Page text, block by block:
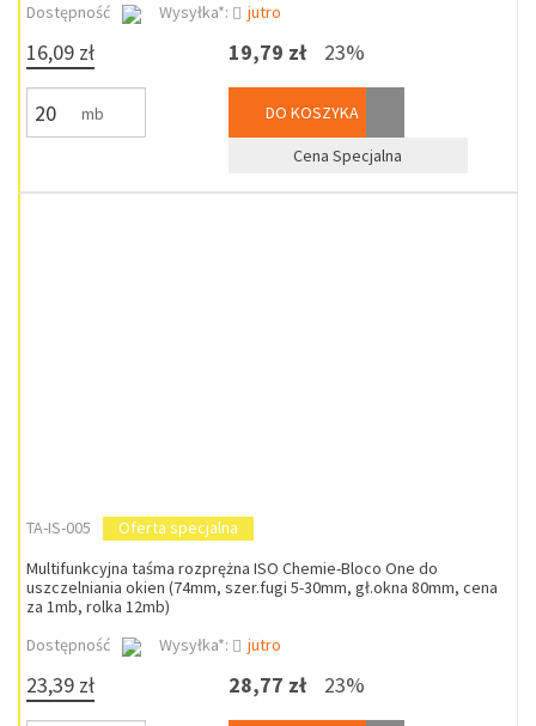
Dostępność
Wysyłka*: jutro
16,09 zł
mb
19,79 zł 23%
DO KOSZYKA
Cena Specjalna
TA-IS-005
Oferta specjalna
Multifunkcyjna taśma rozprężna ISO Chemie-Bloco One do
uszczelniania okien (74mm, szer.fugi 5-30mm, gł.okna 80mm, cena
za 1mb, rolka 12mb)
Dostępność
Wysyłka*: jutro
23,39 zł 28,77 zł 23%